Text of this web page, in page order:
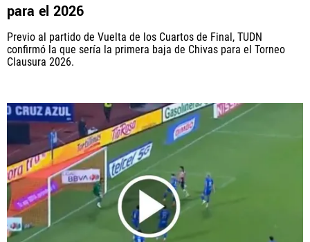
para el 2026
Previo al partido de Vuelta de los Cuartos de Final, TUDN
confirmó la que sería la primera baja de Chivas para el Torneo
Clausura 2026.